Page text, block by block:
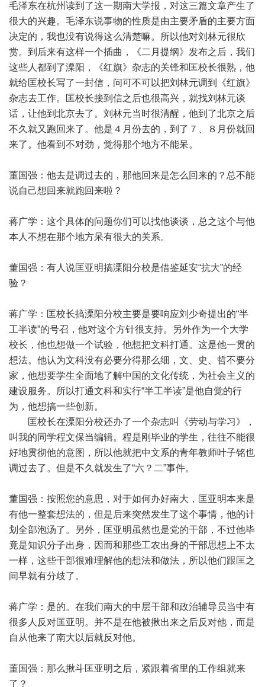
毛泽东在杭州读到了这一期南大学报，对这三篇文章产生了
很大的兴趣。毛泽东说事物的性质是由主要矛盾的主要方面
决定的，我也没有说得这么清楚嘛。所以他对刘林元很欣
赏。到后来有这样一个插曲，《二月提纲》发布之后，我们
这些人都到了溧阳，《红旗》杂志的关锋和匡校长很熟，他
就给匡校长写了一封信，问可不可以把刘林元调到《红旗》
杂志去工作。匡校长接到信之后也很高兴，就找刘林元谈
话，让他到北京去了。刘林元当时很清醒，他到了北京之后
不久就又跑回来了。他是４月份去的，到了７、８月份就回
来了。他看到不对劲，觉得那个地方不能呆。
董国强：他去是调过去的，那他回来是怎么回来的？总不能
说自己想回来就跑回来啦？
蒋广学：这个具体的问题你们可以找他谈谈，总之这个与他
本人不想在那个地方呆有很大的关系。
董国强：有人说匡亚明搞溧阳分校是借鉴延安“抗大”的经
验？
蒋广学：匡校长搞溧阳分校主要是要响应刘少奇提出的“半
工半读”的号召，他对这个方针很支持。另外作为一个大学
校长，他也想做一个试验，他想把文科打通。这是他一贯的
想法。他认为文科没有必要分得那么细，文、史、哲不要分
家，他想要学生全面地了解中国的文化传统，为社会主义的
建设服务。所以打通文科和实行“半工半读”是他自觉的行
为，他想搞一些创新。
匡校长在溧阳分校还办了一个杂志叫《劳动与学习》，
叫我的同学程文保当编辑。程是刚毕业的学生，往往不能很
好地贯彻他的意图，所以他就把中文系的青年教师叶子铭也
调过去了。但是不久就发生了“六？二”事件。
董国强：按照您的意思，对于如何办好南大，匡亚明本来是
有他一整套想法的，但是后来突然发生了这个事情，他的计
划全部泡汤了。另外，匡亚明虽然也是党的干部，不过他毕
竟是知识分子出身，因而和那些工农出身的干部思想上不太
一样，这些干部很难理解他的想法和做法，所以他们跟匡之
间早就有分歧了。
蒋广学：是的。在我们南大的中层干部和政治辅导员当中有
很多人反对匡亚明。并不是在他被揪出来之后反对他，而是
自从他来了南大以后就反对他。
董国强：那么揪斗匡亚明之后，紧跟着省里的工作组就来
了？